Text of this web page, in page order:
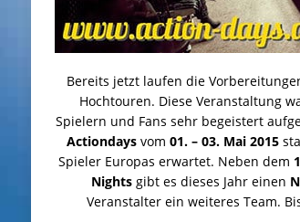
Bereits jetzt laufen die
Hochtouren. Diese Veranstaltung
Spielern und Fans sehr begeistert
Actiondays vom 01. – 03. Mai 2015
Spieler Europas erwartet. Neben dem
Nightsgibt es dieses Jahr einen
Veranstalter ein weiteres Team.